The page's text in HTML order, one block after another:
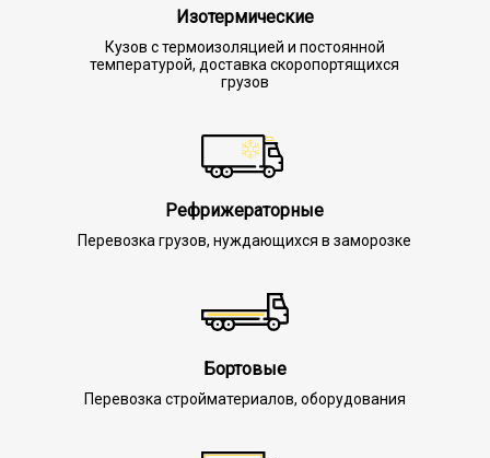
Изотермические
Кузов с термоизоляцией и постоянной
температурой, доставка скоропортящихся
грузов
Рефрижераторные
Перевозка грузов, нуждающихся в заморозке
Бортовые
Перевозка стройматериалов, оборудования